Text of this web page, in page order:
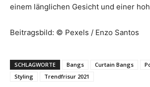
einem länglichen Gesicht und einer
Beitragsbild: © Pexels / Enzo Santos
SCHLAGWORTE Bangs Curtain Bangs
Styling
Trendfrisur 2021